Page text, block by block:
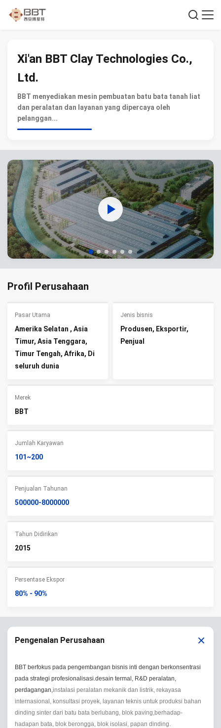
Xi'an BBT Clay Technologies Co.,
Ltd.
BBT menyediakan mesin pembuatan batu bata tanah liat
dan peralatan dan layanan yang dipercaya oleh
pelanggan...
Profil Perusahaan
Pasar Utama
Amerika Selatan , Asia
Timur, Asia Tenggara,
Timur Tengah, Afrika, Di
seluruh dunia
Jenis bisnis
Produsen, Eksportir,
Penjual
Merek
BBT
Jumlah Karyawan
101~200
Penjualan Tahunan
500000-8000000
Tahun Didirikan
2015
Persentase Ekspor
80% - 90%
Pengenalan Perusahaan
BBT berfokus pada pengembangan bisnis inti dengan berkonsentrasi
pada strategi profesionalisasi.desain termal, R&D peralatan,
perdagangan,instalasi peralatan mekanik dan listrik, rekayasa
internasional, konsultasi proyek, layanan teknis untuk produksi bahan
dinding sinter dari batu bata berlubang, blok paving,berhadap-
hadapan bata, blok berongga, blok isolasi, papan dinding.